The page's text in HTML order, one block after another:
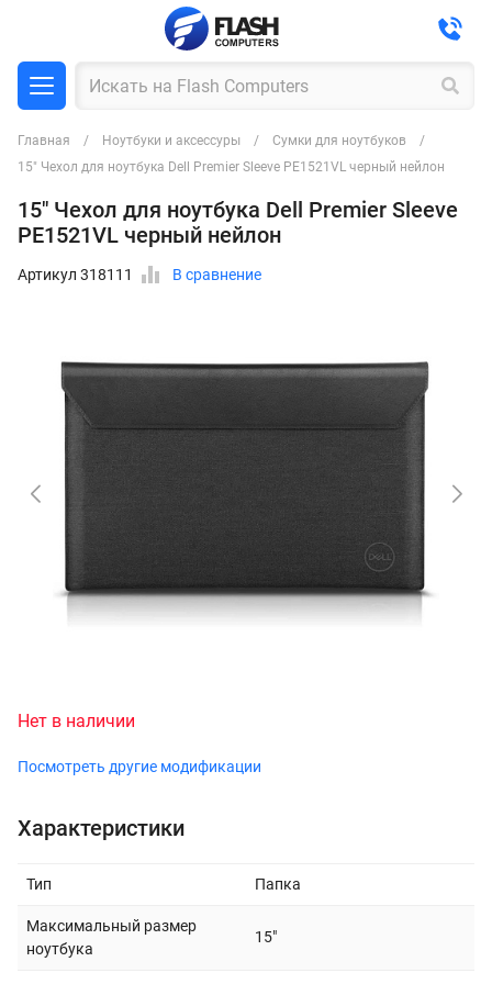
Главная Ноутбуки и аксессуры
Сумки для ноутбуков
15" Чехол для ноутбука Dell Premier Sleeve PE1521VL черный нейлон
15" Чехол для ноутбука Dell Premier Sleeve
PE1521VL черный нейлон
Артикул 318111 В сравнение
Нет в наличии
Посмотреть другие модификации
Характеристики
Тип Папка
Максимальный размер
ноутбука
15"